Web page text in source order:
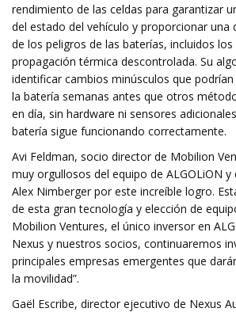
rendimiento de las celdas para garantizar
del estado del vehículo y proporcionar una
de los peligros de las baterías, incluidos
propagación térmica descontrolada. Su
identificar cambios minúsculos que
la batería semanas antes que otros
en día, sin hardware ni sensores
batería sigue funcionando correctamente.
Avi Feldman, socio director de Mobilion
muy orgullosos del equipo de ALGOLiON y
Alex Nimberger por este increíble logro.
de esta gran tecnología y elección de
Mobilion Ventures, el único inversor en
Nexus y nuestros socios, continuaremos
principales empresas emergentes que
la movilidad”.
Gaël Escribe, director ejecutivo de Nexus